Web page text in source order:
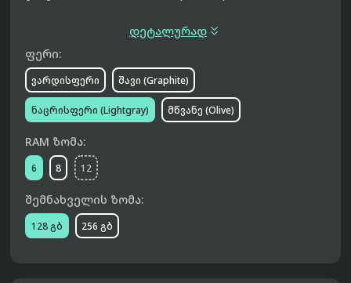
დეტალურად 
ფერი:
ვარდისფერი შავი (Graphite)
ნაცრისფერი (Lightgray) მწვანე (Olive)
RAM ზომა:
6 8 12
შემნახველის ზომა:
128 გბ 256 გბ